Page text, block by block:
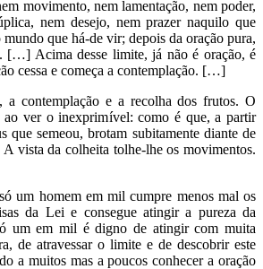
movimento, nem lamentação, nem poder,
nem desejo, nem prazer naquilo que
mundo que há-de vir; depois da oração pura,
[…] Acima desse limite, já não é oração, é
cessa e começa a contemplação. […]
a contemplação e a recolha dos frutos. O
ao ver o inexprimível: como é que, a partir
que semeou, brotam subitamente diante de
A vista da colheita tolhe-lhe os movimentos.
um homem em mil cumpre menos mal os
da Lei e consegue atingir a pureza da
um em mil é digno de atingir com muita
de atravessar o limite e de descobrir este
a muitos mas a poucos conhecer a oração